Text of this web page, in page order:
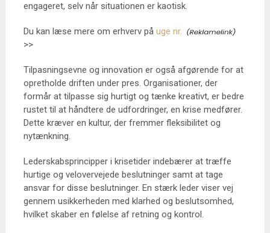
engageret, selv når situationen er kaotisk.
Du kan læse mere om erhverv på uge nr.
>>
Tilpasningsevne og innovation er også afgørende for at
opretholde driften under pres. Organisationer, der
formår at tilpasse sig hurtigt og tænke kreativt, er bedre
rustet til at håndtere de udfordringer, en krise medfører.
Dette kræver en kultur, der fremmer fleksibilitet og
nytænkning.
Lederskabsprincipper i krisetider indebærer at træffe
hurtige og velovervejede beslutninger samt at tage
ansvar for disse beslutninger. En stærk leder viser vej
gennem usikkerheden med klarhed og beslutsomhed,
hvilket skaber en følelse af retning og kontrol.